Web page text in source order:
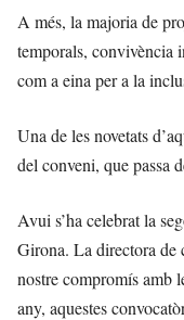
A més, la majoria de
temporals, convivència
com a eina per a la
Una de les novetats
del conveni, que passa
Avui s’ha celebrat la
Girona. La directora de
nostre compromís amb
any, aquestes